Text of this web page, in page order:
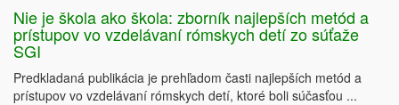
Nie je škola ako škola: zborník najlepších metód a
prístupov vo vzdelávaní rómskych detí zo súťaže
SGI
Predkladaná publikácia je prehľadom časti najlepších metód a
prístupov vo vzdelávaní rómskych detí, ktoré boli súčasťou ...